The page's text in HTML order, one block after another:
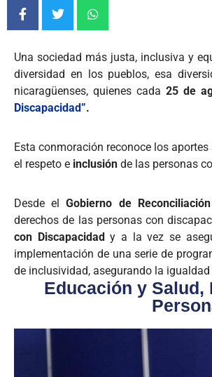
Una sociedad más justa, inclusiva y
diversidad en los pueblos, esa
nicaragüenses, quienes cada25 de
Discapacidad”.
Esta conmoración reconoce los
el respeto e inclusión de las personas
Desde elGobierno de
derechos de las personas con
con Discapacidad y a la vez se
implementación de una serie de
de inclusividad, asegurando la
Educación y Salud,